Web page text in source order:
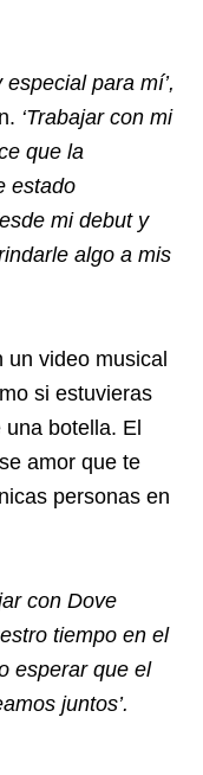
para mí’,
‘Trabajar con mi
que la
estado
mi debut y
algo a mis
video musical
si estuvieras
botella. El
amor que te
personas en
con Dove
tiempo en el
esperar que el
juntos’.